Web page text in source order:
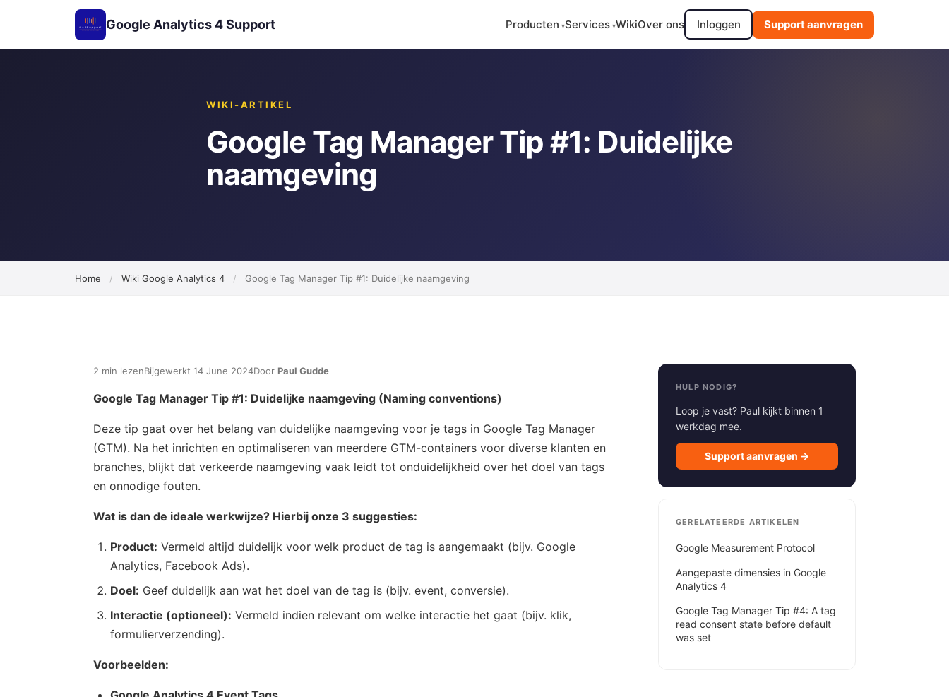
Google Analytics 4 Support Producten Services WikiOver ons Inloggen Support aanvragen
WIKI-ARTIKEL
Google Tag Manager Tip #1: Duidelijke
naamgeving
Home / Wiki Google Analytics 4 / Google Tag Manager Tip #1: Duidelijke naamgeving
2 min lezenBijgewerkt 14 June 2024Door Paul Gudde
Google Tag Manager Tip #1: Duidelijke naamgeving (Naming conventions)
Deze tip gaat over het belang van duidelijke naamgeving voor je tags in Google Tag Manager
(GTM). Na het inrichten en optimaliseren van meerdere GTM-containers voor diverse klanten en
branches, blijkt dat verkeerde naamgeving vaak leidt tot onduidelijkheid over het doel van tags
en onnodige fouten.
Wat is dan de ideale werkwijze? Hierbij onze 3 suggesties:
Product: Vermeld altijd duidelijk voor welk product de tag is aangemaakt (bijv. Google
Analytics, Facebook Ads).
Doel: Geef duidelijk aan wat het doel van de tag is (bijv. event, conversie).
Interactie (optioneel): Vermeld indien relevant om welke interactie het gaat (bijv. klik,
formulierverzending).
Voorbeelden:
HULP NODIG?
Loop je vast? Paul kijkt binnen 1
werkdag mee.
Support aanvragen →
GERELATEERDE ARTIKELEN
Google Measurement Protocol
Aangepaste dimensies in Google
Analytics 4
Google Tag Manager Tip #4: A tag
read consent state before default
was set